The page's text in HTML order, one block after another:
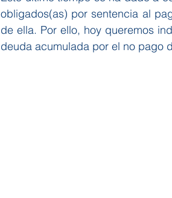
obligados(as) por sentencia al
de ella. Por ello, hoy queremos
deuda acumulada por el no pago